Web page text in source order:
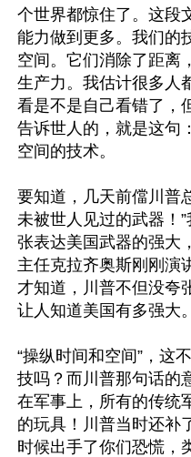
个世界都惊住了。这段
能力做到更多。我们的
空间。它们消除了距离
生产力。我估计很多人
看是不是自己看错了，
告诉世人的，就是这句
空间的技术。
要知道，几天前儅川普
未被世人见过的武器！
张表达美国武器的强大
主任克拉齐奥斯刚刚演
才知道，川普不但没夸
让人知道美国有多强大。
“操纵时间和空间”，这
技吗？而川普那句话的
在军事上，所有的传统
的玩具！川普当时还补
时候出手了你们恐慌，